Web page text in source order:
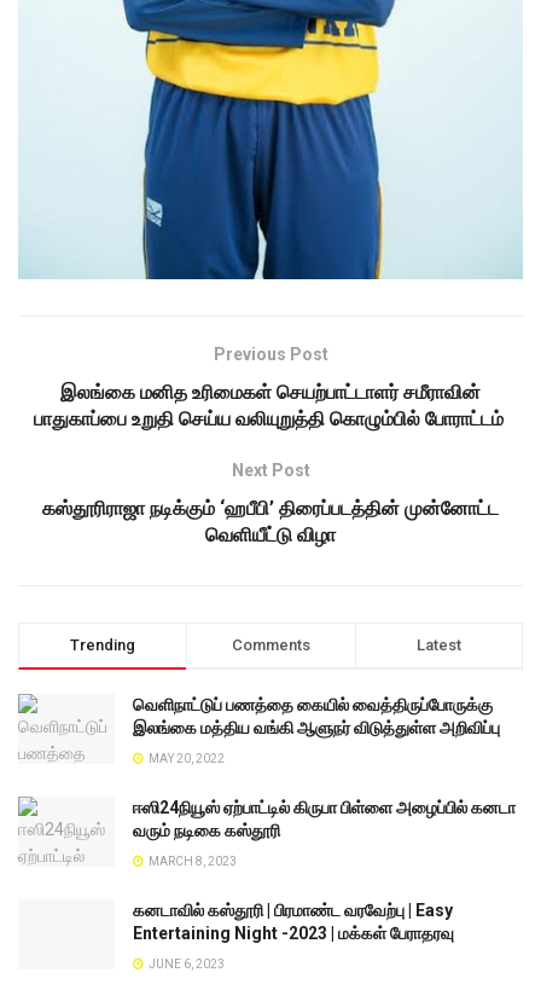
Previous Post
இலங்கை மனித உரிமைகள் செயற்பாட்டாளர் சமீராவின்
பாதுகாப்பை உறுதி செய்ய வலியுறுத்தி கொழும்பில் போராட்டம்
Next Post
கஸ்தூரிராஜா நடிக்கும் ‘ஹபீபி’ திரைப்படத்தின் முன்னோட்ட
வெளியீட்டு விழா
Trending Comments Latest
வெளிநாட்டுப் பணத்தை கையில் வைத்திருப்போருக்கு
இலங்கை மத்திய வங்கி ஆளுநர் விடுத்துள்ள அறிவிப்பு
MAY 20, 2022
ஈஸி24நியூஸ் ஏற்பாட்டில் கிருபா பிள்ளை அழைப்பில் கனடா
வரும் நடிகை கஸ்தூரி
MARCH 8, 2023
கனடாவில் கஸ்தூரி | பிரமாண்ட வரவேற்பு | Easy
Entertaining Night -2023 | மக்கள் பேராதரவு
JUNE 6, 2023